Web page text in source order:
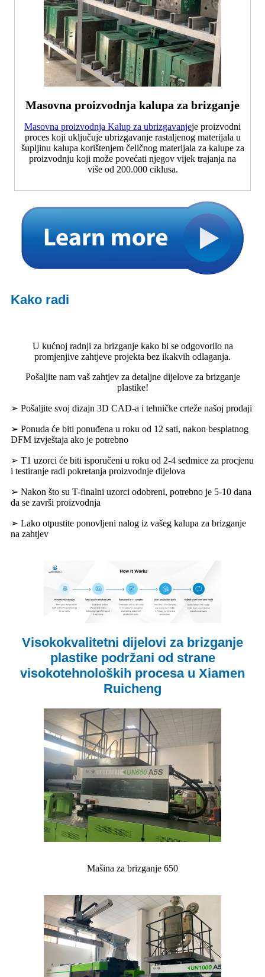
Masovna proizvodnja kalupa za brizganje
Masovna proizvodnja Kalup za ubrizgavanjeje proizvodni
proces koji uključuje ubrizgavanje rastaljenog materijala u
šupljinu kalupa korištenjem čeličnog materijala za kalupe za
proizvodnju koji može povećati njegov vijek trajanja na
više od 200.000 ciklusa.
Kako radi
U kućnoj radnji za brizganje kako bi se odgovorilo na
promjenjive zahtjeve projekta bez ikakvih odlaganja.
Pošaljite nam vaš zahtjev za detaljne dijelove za brizganje
plastike!
➢ Pošaljite svoj dizajn 3D CAD-a i tehničke crteže našoj prodaji
➢ Ponuda će biti ponuđena u roku od 12 sati, nakon besplatnog
DFM izvještaja ako je potrebno
➢ T1 uzorci će biti isporučeni u roku od 2-4 sedmice za procjenu
i testiranje radi pokretanja proizvodnje dijelova
➢ Nakon što su T-finalni uzorci odobreni, potrebno je 5-10 dana
da se završi proizvodnja
➢ Lako otpustite ponovljeni nalog iz vašeg kalupa za brizganje
na zahtjev
Visokokvalitetni dijelovi za brizganje
plastike podržani od strane
visokotehnoloških procesa u Xiamen
Ruicheng
Mašina za brizganje 650